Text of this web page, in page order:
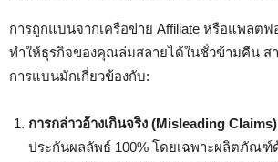
การถูกแบนจากเครือข่าย Affiliate หรือแพลตฟ
ทำให้ธุรกิจของคุณล่มสลายได้ในชั่วข้ามคืน ส
การแบนมักเกี่ยวข้องกับ:
การกล่าวอ้างเกินจริง (Misleading
ประกันผลลัพธ์ 100% โดยเฉพาะผลิตภัณฑ์